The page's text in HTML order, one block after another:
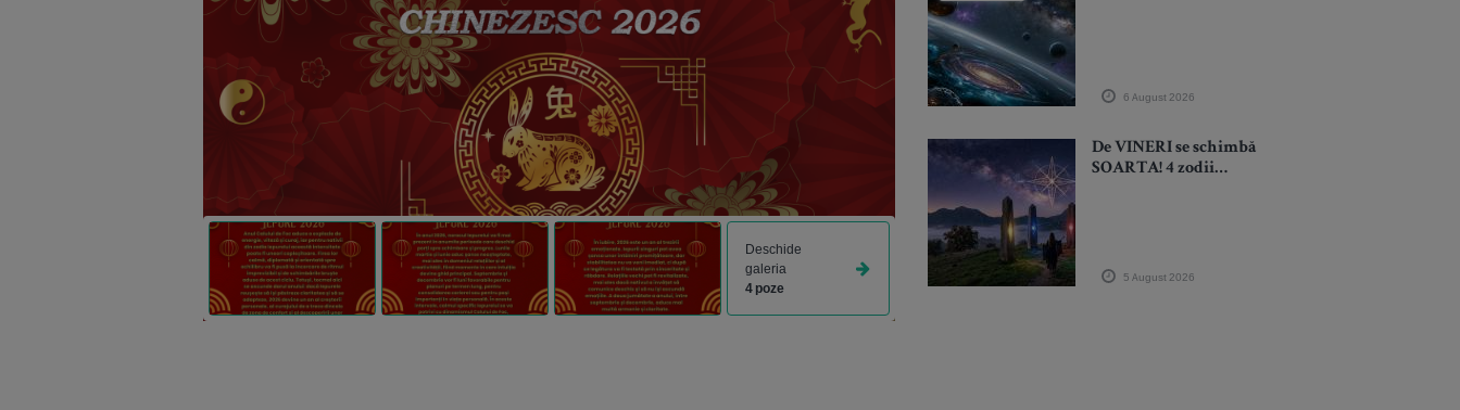
Deschide
galeria
4 poze
6 August 2026
De VINERI se schimbă
SOARTA! 4 zodii
5 August 2026